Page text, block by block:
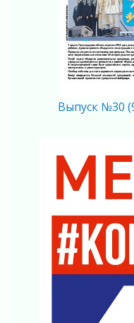
07 августа 2026
Александр
приемной
06 августа 2026
Михаил
06 августа 2026
Ветеранам СВО —
самореализации
06 августа 2026
Экомилиция
06 августа 2026
Лето в ритме
06 августа 2026
Губернатор
участников СВО
Выпуск №30